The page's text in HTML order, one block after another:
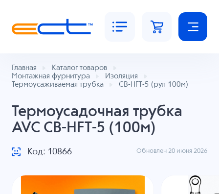
Главная
Каталог товаров
Монтажная фурнитура
Изоляция
Термоусаживаемая трубка
CB-HFT-5 (рул 100м)
Термоусадочная трубка
AVC CB-HFT-5 (100м)
Код: 10866 Обновлен 20 июня 2026